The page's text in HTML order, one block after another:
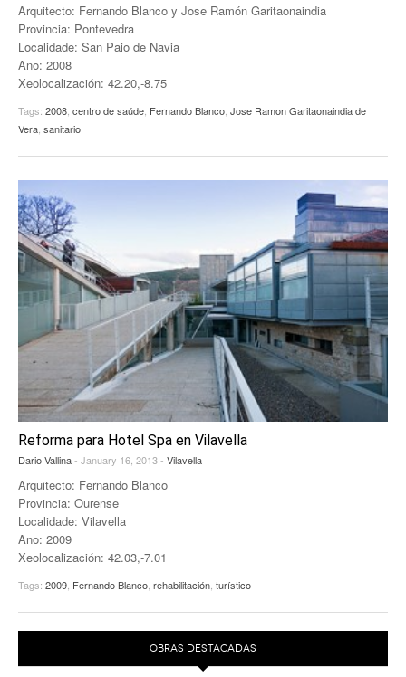
Arquitecto: Fernando Blanco y Jose Ramón Garitaonaindia
Provincia: Pontevedra
Localidade: San Paio de Navia
Ano: 2008
Xeolocalización: 42.20,-8.75
Tags: 2008 centro de saúde Fernando Blanco Jose Ramon Garitaonaindia de
Vera sanitario
Reforma para Hotel Spa en Vilavella
Dario Vallina- January 16, 2013 - Vilavella
Arquitecto: Fernando Blanco
Provincia: Ourense
Localidade: Vilavella
Ano: 2009
Xeolocalización: 42.03,-7.01
Tags: 2009, Fernando Blanco, rehabilitación, turístico
OBRAS DESTACADAS